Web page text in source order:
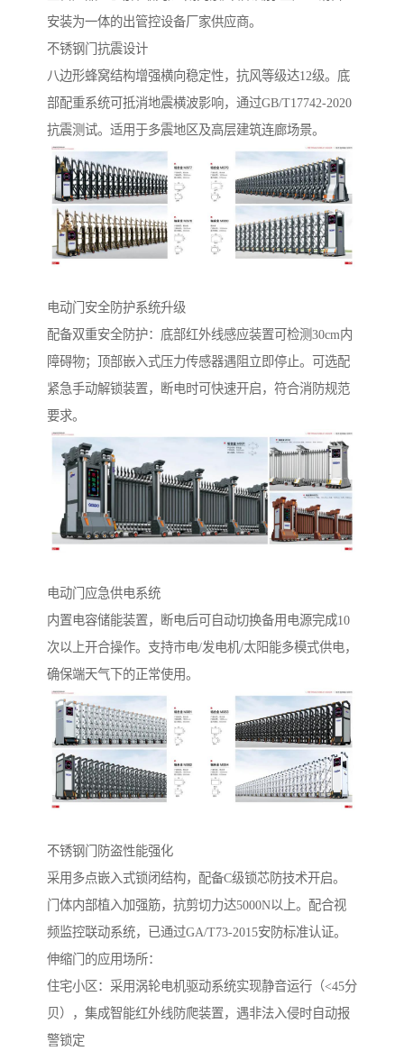
安装为一体的出管控设备厂家供应商。
不锈钢门抗震设计‌
八边形蜂窝结构增强横向稳定性，抗风等级达12级。底
部配重系统可抵消地震横波影响，通过GB/T17742-2020
抗震测试。适用于多震地区及高层建筑连廊场景。
电动门安全防护系统升级‌
配备双重安全防护：底部红外线感应装置可检测30cm内
障碍物；顶部嵌入式压力传感器遇阻立即停止。可选配
紧急手动解锁装置，断电时可快速开启，符合消防规范
要求。
电动门应急供电系统‌
内置电容储能装置，断电后可自动切换备用电源完成10
次以上开合操作。支持市电/发电机/太阳能多模式供电，
确保端天气下的正常使用。
不锈钢门防盗性能强化‌
采用多点嵌入式锁闭结构，配备C级锁芯防技术开启。
门体内部植入加强筋，抗剪切力达5000N以上。配合视
频监控联动系统，已通过GA/T73-2015安防标准认证。
伸缩门的应用场所：
住宅小区‌：采用涡轮电机驱动系统实现静音运行（<45分
贝），集成智能红外线防爬装置，遇非法入侵时自动报
警锁定